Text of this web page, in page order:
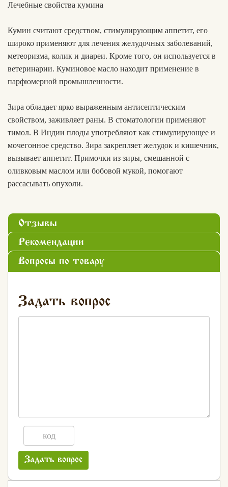
Лечебные свойства кумина
Кумин считают средством, стимулирующим аппетит, его
широко применяют для лечения желудочных заболеваний,
метеоризма, колик и диареи. Кроме того, он используется в
ветеринарии. Куминовое масло находит применение в
парфюмерной промышленности.
Зира обладает ярко выраженным антисептическим
свойством, заживляет раны. В стоматологии применяют
тимол. В Индии плоды употребляют как стимулирующее и
мочегонное средство. Зира закрепляет желудок и кишечник,
вызывает аппетит. Примочки из зиры, смешанной с
оливковым маслом или бобовой мукой, помогают
рассасывать опухоли.
Отзывы
Рекомендации
Вопросы по товару
Задать вопрос
Задать вопрос